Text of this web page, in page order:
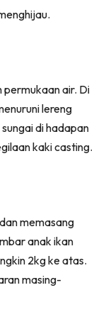
air. Di
lereng
di hadapan
kaki casting.
memasang
anak ikan
2kg ke atas.
masing-